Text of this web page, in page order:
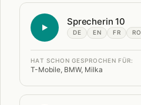
Sprecherin 10
DE EN FR RO
HAT SCHON GESPROCHEN FÜR:
T-Mobile, BMW, Milka